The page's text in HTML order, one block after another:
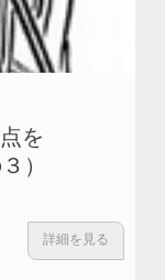
を
）
詳細を見る